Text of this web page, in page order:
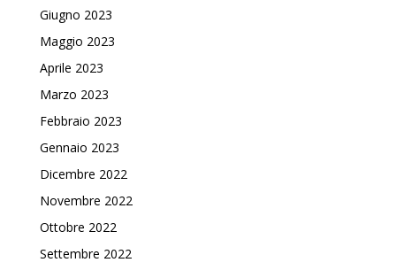
Giugno 2023
Maggio 2023
Aprile 2023
Marzo 2023
Febbraio 2023
Gennaio 2023
Dicembre 2022
Novembre 2022
Ottobre 2022
Settembre 2022